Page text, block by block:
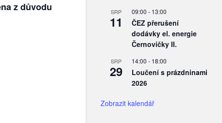
z důvodu
SRP
11
09:00 - 13:00
ČEZ přerušení
dodávky el. energie
Černovičky II.
SRP
29
14:00 - 18:00
Loučení s prázdninami
2026
Zobrazit kalendář